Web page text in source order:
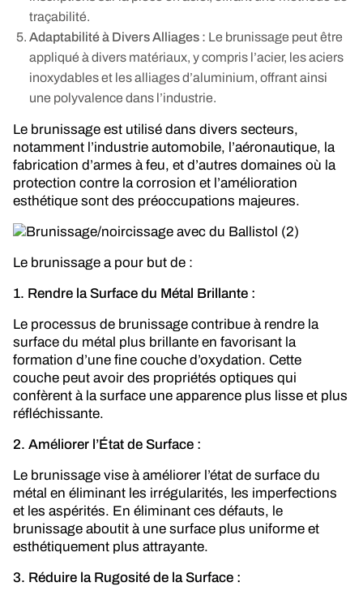
traçabilité.
Adaptabilité à Divers Alliages : Le brunissage peut être
appliqué à divers matériaux, y compris l’acier, les aciers
inoxydables et les alliages d’aluminium, offrant ainsi
une polyvalence dans l’industrie.
Le brunissage est utilisé dans divers secteurs,
notamment l’industrie automobile, l’aéronautique, la
fabrication d’armes à feu, et d’autres domaines où la
protection contre la corrosion et l’amélioration
esthétique sont des préoccupations majeures.
Le brunissage a pour but de :
1. Rendre la Surface du Métal Brillante :
Le processus de brunissage contribue à rendre la
surface du métal plus brillante en favorisant la
formation d’une fine couche d’oxydation. Cette
couche peut avoir des propriétés optiques qui
confèrent à la surface une apparence plus lisse et plus
réfléchissante.
2. Améliorer l’État de Surface :
Le brunissage vise à améliorer l’état de surface du
métal en éliminant les irrégularités, les imperfections
et les aspérités. En éliminant ces défauts, le
brunissage aboutit à une surface plus uniforme et
esthétiquement plus attrayante.
3. Réduire la Rugosité de la Surface :